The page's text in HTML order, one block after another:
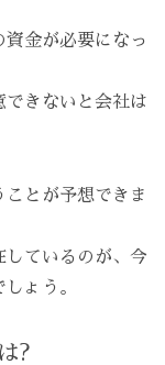
資金が必要になっ
できないと会社は
とが予想できま
ているのが、今
ょう。
?